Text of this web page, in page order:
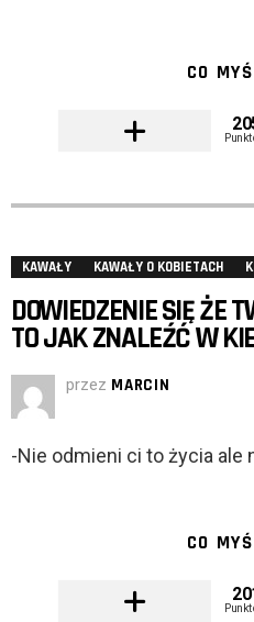
CO
KAWAŁY KAWAŁY O KOBIETACH
DOWIEDZENIE SIĘ ŻE
TO JAK ZNALEŹĆ W
przez MARCIN
-Nie odmieni ci to życia
CO